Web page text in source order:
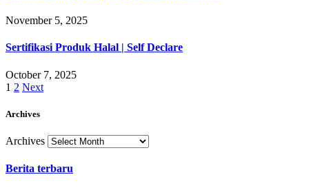
November 5, 2025
Sertifikasi Produk Halal | Self Declare
October 7, 2025
1 2 Next
Archives
Archives
Berita terbaru